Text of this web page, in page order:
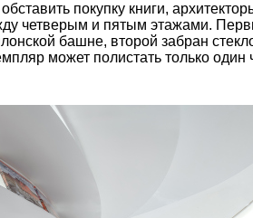
покупку книги,
четверым и пятым этажами.
башне, второй забран
может полистать только один